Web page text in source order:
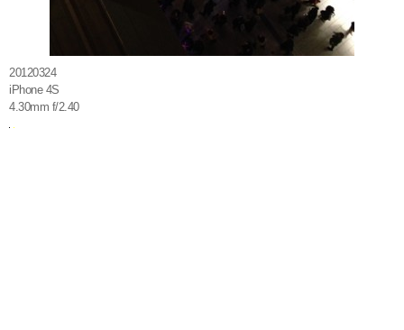
20120324
iPhone 4S
4.30mm f/2.40